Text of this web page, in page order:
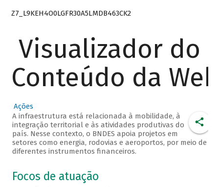
Z7_L9KEH4O0LGFR30A5LMDB463CK2
Visualizador do
Conteúdo da Web
Ações
A infraestrutura está relacionada à mobilidade, à
integração territorial e às atividades produtivas do
país. Nesse contexto, o BNDES apoia projetos em
setores como energia, rodovias e aeroportos, por meio de
diferentes instrumentos financeiros.
Focos de atuação